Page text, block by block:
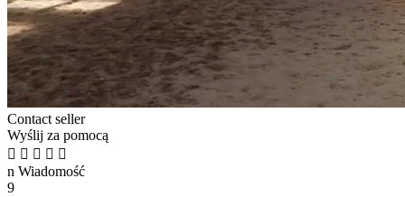
Contact seller
Wyślij za pomocą
    
n Wiadomość
9